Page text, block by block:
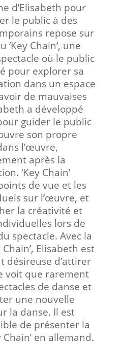
d’Elisabeth pour
le public à des
repose sur
‘Key Chain’, une
où le public
pour explorer sa
dans un espace
de mauvaises
a développé
guider le public
son propre
l’œuvre,
après la
‘Key Chain’
de vue et les
sur l’œuvre, et
la créativité et
lors de
spectacle. Avec la
Elisabeth est
désireuse d’attirer
voit que rarement
de danse et
une nouvelle
la danse. Il est
de présenter la
en allemand.